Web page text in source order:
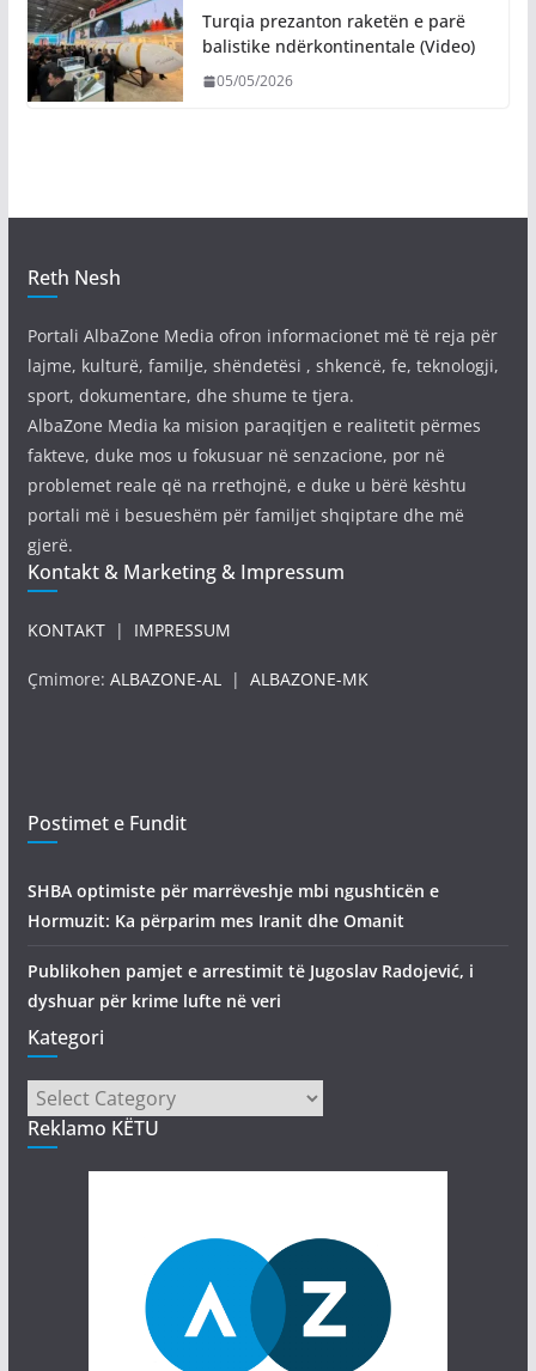
Turqia prezanton raketën e parë
balistike ndërkontinentale (Video)
05/05/2026
Reth Nesh
Portali AlbaZone Media ofron informacionet më të reja për
lajme, kulturë, familje, shëndetësi , shkencë, fe, teknologji,
sport, dokumentare, dhe shume te tjera.
AlbaZone Media ka mision paraqitjen e realitetit përmes
fakteve, duke mos u fokusuar në senzacione, por në
problemet reale që na rrethojnë, e duke u bërë kështu
portali më i besueshëm për familjet shqiptare dhe më
gjerë.
Kontakt & Marketing & Impressum
KONTAKT| IMPRESSUM
Çmimore: ALBAZONE-AL| ALBAZONE-MK
Postimet e Fundit
SHBA optimiste për marrëveshje mbi ngushticën e
Hormuzit: Ka përparim mes Iranit dhe Omanit
Publikohen pamjet e arrestimit të Jugoslav Radojević, i
dyshuar për krime lufte në veri
Kategori
Kategori
Reklamo KËTU